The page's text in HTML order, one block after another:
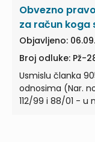
Obvezno
za račun koga
Objavljeno:
Broj odluke: Pž-
Usmislu članka
odnosima (Nar.
112/99 i 88/01 - u